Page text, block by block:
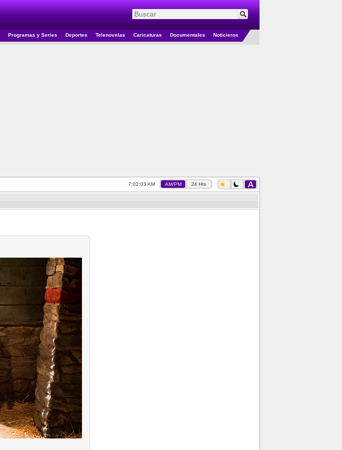
Programas y Series Deportes Telenovelas Caricaturas Documentales Noticieros
7:02:03 AM AM/PM 24 Hrs